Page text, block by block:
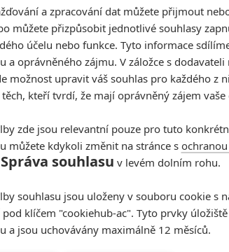
a zpracování dat můžete přijmout
můžete přizpůsobit jednotlivé souhlasy
účelu nebo funkce. Tyto informace
a oprávněného zájmu. V záložce s
možnost upravit váš souhlas pro každého z
kteří tvrdí, že mají oprávněný zájem vaše
zde jsou relevantní pouze pro tuto
můžete kdykoli změnit na stránce s
Správa souhlasu v levém dolním rohu.
souhlasu jsou uloženy v souboru cookie s
pod klíčem "cookiehub-ac". Tyto prvky
a jsou uchovávány maximálně 12 měsíců.